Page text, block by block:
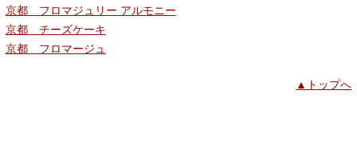
京都 フロマジュリー アルモニー
京都 チーズケーキ
京都 フロマージュ
▲トップへ